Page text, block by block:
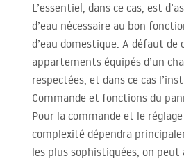
L’essentiel, dans ce cas, est
d’eau nécessaire au bon
d’eau domestique. A défaut
appartements équipés d’un
respectées, et dans ce cas
Commande et fonctions du
Pour la commande et le
complexité dépendra
les plus sophistiquées, on